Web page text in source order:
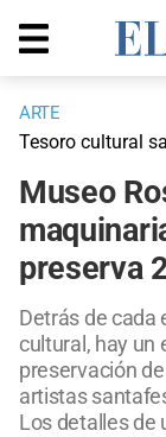
ARTE
Tesoro cultural
Museo
preserva
Detrás de cada
cultural, hay un
preservación
artistas
Los detalles de